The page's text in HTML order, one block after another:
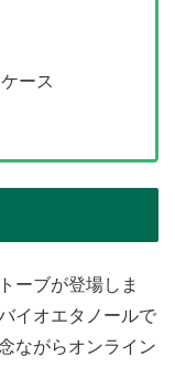
ース
ーブが登場しま
イオエタノールで
ながらオンライン